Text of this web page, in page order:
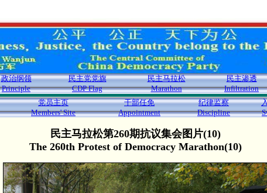
政治纲领
Principle
民主党党旗
CDP Flag
民主马拉松
Marathon
民主渗透
Infiltration
党员主页
Members' Site
干部任免
Appointment
纪律监察
Discipline
民主马拉松第260期抗议集会图片(10)
The 260th Protest of Democracy Marathon(10)